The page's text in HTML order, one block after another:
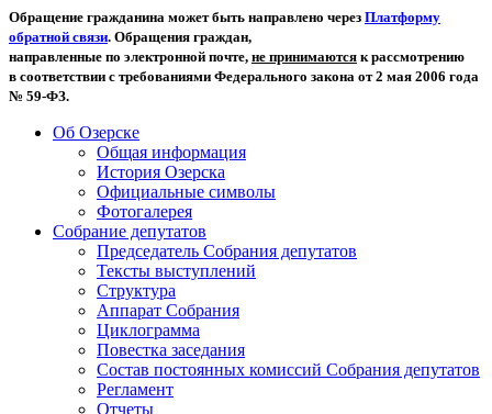
Обращение гражданина может быть направлено через Платформу
обратной связи. Обращения граждан,
направленные по электронной почте, не принимаются к рассмотрению
в соответствии с требованиями Федерального закона от 2 мая 2006 года
№ 59-ФЗ.
Об Озерске
Общая информация
История Озерска
Официальные символы
Фотогалерея
Собрание депутатов
Председатель Собрания депутатов
Тексты выступлений
Структура
Аппарат Собрания
Циклограмма
Повестка заседания
Состав постоянных комиссий Собрания депутатов
Регламент
Отчеты